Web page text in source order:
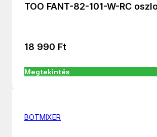
TOO FANT-82-101-W-RC
18 990 Ft
Megtekintés
BOTMIXER